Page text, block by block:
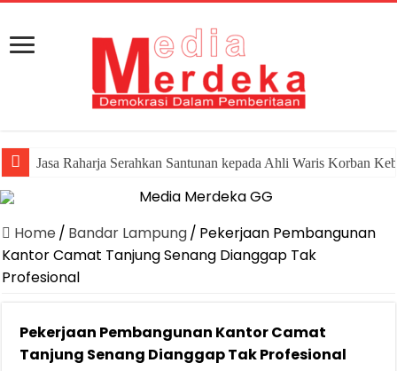
Jasa Raharja Serahkan Santunan kepada Ahli Waris Korban
Home / Bandar Lampung/ Pekerjaan Pembangunan
Kantor Camat Tanjung Senang Dianggap Tak
Profesional
Pekerjaan Pembangunan Kantor Camat
Tanjung Senang Dianggap Tak Profesional